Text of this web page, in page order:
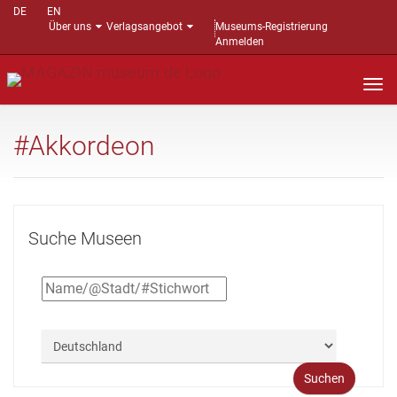
DE
EN
Über uns
Verlagsangebot
Museums-Registrierung
Anmelden
#Akkordeon
Suche Museen